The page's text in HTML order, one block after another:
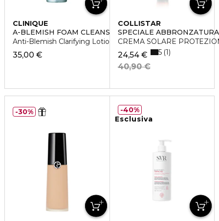
CLINIQUE
A-BLEMISH FOAM CLEANSING 12
Anti-Blemish Clarifying Lotion
35,00 €
COLLISTAR
SPECIALE
CREMA SOLARE
24,54 €
40,90 €
5 1
30%
Esclusiva
40%